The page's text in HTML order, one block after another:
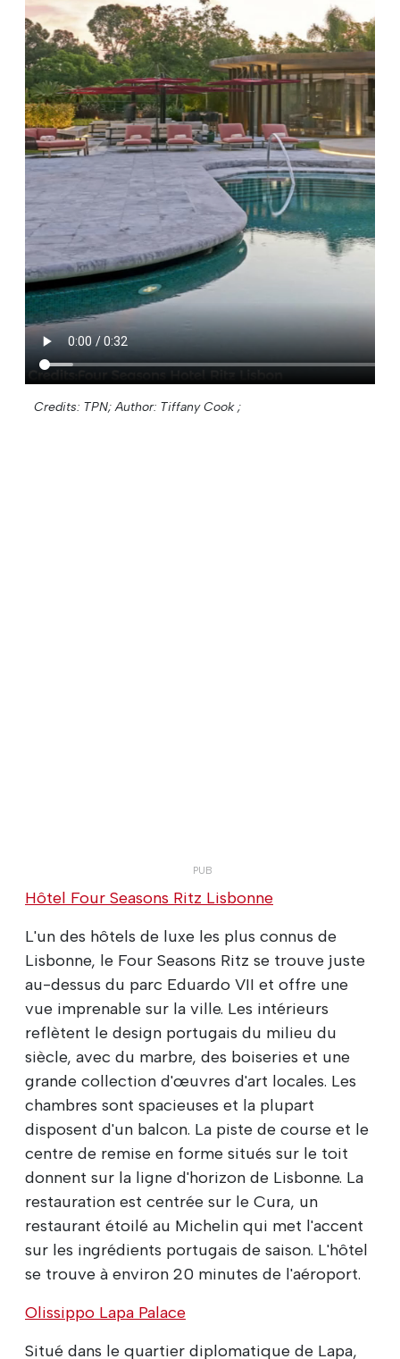
Credits: TPN; Author: Tiffany Cook ;
Hôtel Four Seasons Ritz Lisbonne
L'un des hôtels de luxe les plus connus de
Lisbonne, le Four Seasons Ritz se trouve juste
au-dessus du parc Eduardo VII et offre une
vue imprenable sur la ville. Les intérieurs
reflètent le design portugais du milieu du
siècle, avec du marbre, des boiseries et une
grande collection d'œuvres d'art locales. Les
chambres sont spacieuses et la plupart
disposent d'un balcon. La piste de course et le
centre de remise en forme situés sur le toit
donnent sur la ligne d'horizon de Lisbonne. La
restauration est centrée sur le Cura, un
restaurant étoilé au Michelin qui met l'accent
sur les ingrédients portugais de saison. L'hôtel
se trouve à environ 20 minutes de l'aéroport.
Olissippo Lapa Palace
Situé dans le quartier diplomatique de Lapa,